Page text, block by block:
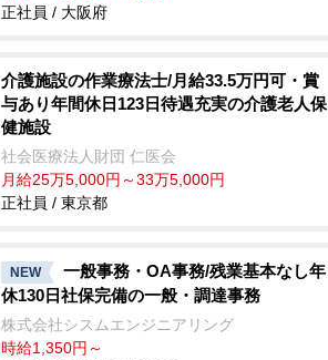
正社員 / 大阪府
介護施設の作業療法士/月給33.5万円可・賞
与あり年間休日123日待遇充実の介護老人保
健施設
社会医療法人財団 仁医会
月給25万5,000円～33万5,000円
正社員 / 東京都
NEW
一般事務・OA事務/残業基本なし年
休130日社保完備の一般・調達事務
株式会社シスムエンジニアリング
時給1,350円～